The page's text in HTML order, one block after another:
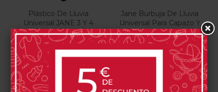
Plástico De Lluvia
Universal JANE 3 Y 4
Ruedas
26,95 €
5 opinión(es)
Jane Burbuja De Lluvia
Universal Para Capazo Y
Grupo 0
26,95 €
0 opinión(es)